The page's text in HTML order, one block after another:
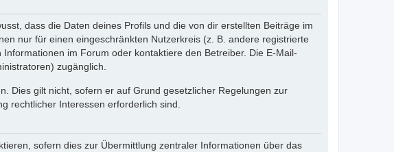
dass die Daten deines Profils und die von dir erstellten Beiträge im
nur für einen eingeschränkten Nutzerkreis (z. B. andere registrierte
im Forum oder kontaktiere den Betreiber. Die E-Mail-
zugänglich.
Dies gilt nicht, sofern er auf Grund gesetzlicher Regelungen zur
rechtlicher Interessen erforderlich sind.
sofern dies zur Übermittlung zentraler Informationen über das